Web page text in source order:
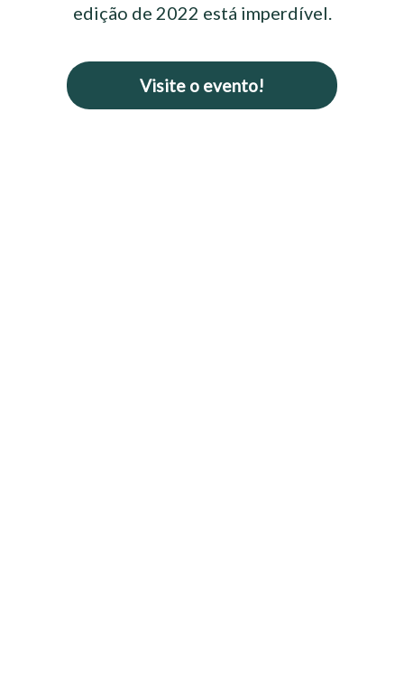
edição de 2022 está imperdível.
Visite o evento!